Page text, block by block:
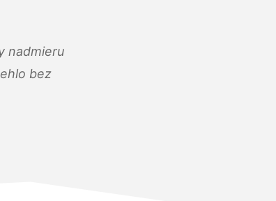
nadmieru
bez